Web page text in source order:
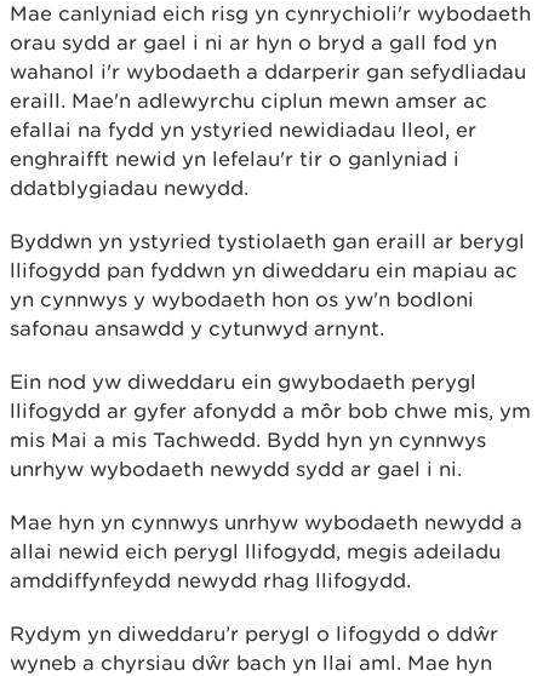
Mae canlyniad eich risg yn cynrychioli'r wybodaeth
orau sydd ar gael i ni ar hyn o bryd a gall fod yn
wahanol i'r wybodaeth a ddarperir gan sefydliadau
eraill. Mae'n adlewyrchu ciplun mewn amser ac
efallai na fydd yn ystyried newidiadau lleol, er
enghraifft newid yn lefelau'r tir o ganlyniad i
ddatblygiadau newydd.
Byddwn yn ystyried tystiolaeth gan eraill ar berygl
llifogydd pan fyddwn yn diweddaru ein mapiau ac
yn cynnwys y wybodaeth hon os yw'n bodloni
safonau ansawdd y cytunwyd arnynt.
Ein nod yw diweddaru ein gwybodaeth perygl
llifogydd ar gyfer afonydd a môr bob chwe mis, ym
mis Mai a mis Tachwedd. Bydd hyn yn cynnwys
unrhyw wybodaeth newydd sydd ar gael i ni.
Mae hyn yn cynnwys unrhyw wybodaeth newydd a
allai newid eich perygl llifogydd, megis adeiladu
amddiffynfeydd newydd rhag llifogydd.
Rydym yn diweddaru’r perygl o lifogydd o ddŵr
wyneb a chyrsiau dŵr bach yn llai aml. Mae hyn